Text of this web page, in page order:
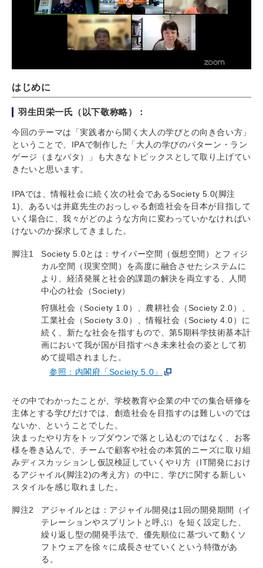
はじめに
羽生田栄一氏（以下敬称略）：
今回のテーマは「実践者から聞く大人の学びとの向き合い方」
ということで、IPAで制作した「大人の学びのパターン・ラン
ゲージ（まなパタ）」も大きなトピックスとして取り上げてい
きたいと思います。
IPAでは、情報社会に続く次の社会であるSociety 5.0(脚注
1)、あるいは井庭先生のおっしゃる創造社会を日本が目指して
いく場合に、我々がどのような方向に変わっていかなければい
けないのか探求してきました。
脚注1
Society 5.0とは：サイバー空間（仮想空間）とフィジ
カル空間（現実空間）を高度に融合させたシステムに
より、経済発展と社会的課題の解決を両立する、人間
中心の社会（Society）
狩猟社会（Society 1.0）、農耕社会（Society 2.0）、
工業社会（Society 3.0）、情報社会（Society 4.0）に
続く、新たな社会を指すもので、第5期科学技術基本計
画において我が国が目指すべき未来社会の姿として初
めて提唱されました。
参照：内閣府「Society 5.0」
その中でわかったことが、学校教育や企業の中での集合研修を
主体とする学びだけでは、創造社会を目指すのは難しいのでは
ないか、ということでした。
決まったやり方をトップダウンで落とし込むのではなく、お客
様を巻き込んで、チームで顧客や社会の本質的ニーズに取り組
みディスカッションし仮説検証していくやり方（IT開発におけ
るアジャイル(脚注2)の考え方）の中に、学びに関する新しい
スタイルを感じ取れました。
脚注2
アジャイルとは：アジャイル開発は1回の開発期間（イ
テレーションやスプリントと呼ぶ）を短く設定した、
繰り返し型の開発手法で、優先順位に基づいて動くソ
フトウェアを徐々に成長させていくという特徴があ
る。